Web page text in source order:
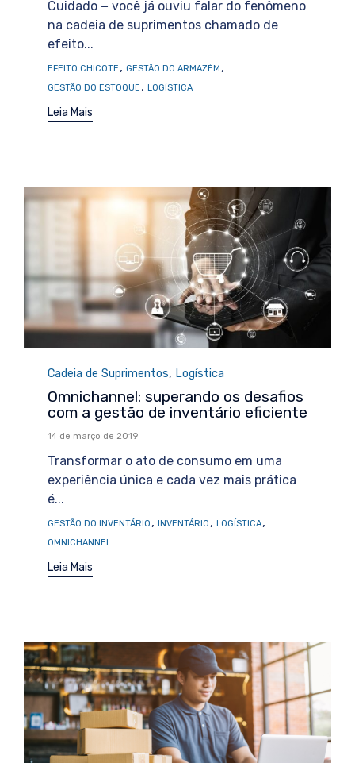
Cuidado − você já ouviu falar do fenômeno
na cadeia de suprimentos chamado de
efeito...
Tags
EFEITO CHICOTE , GESTÃO DO ARMAZÉM ,
GESTÃO DO ESTOQUE , LOGÍSTICA
Leia Mais
Category
Cadeia de Suprimentos, Logística
Omnichannel: superando os desafios
com a gestão de inventário eficiente
14 de março de 2019
Transformar o ato de consumo em uma
experiência única e cada vez mais prática
é...
Tags
GESTÃO DO INVENTÁRIO , INVENTÁRIO , LOGÍSTICA,
OMNICHANNEL
Leia Mais